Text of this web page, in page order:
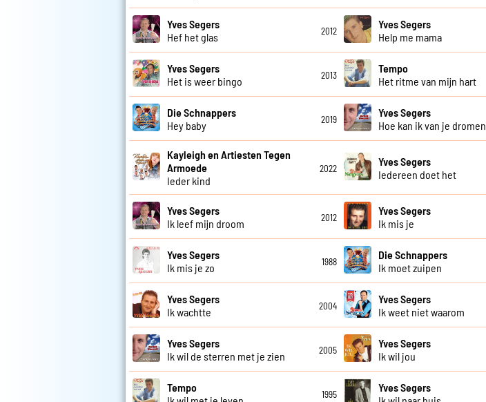
Yves Segers
Hef het glas
2012
Yves Segers
Help me mama
Yves Segers
Het is weer bingo
2013
Tempo
Het ritme van mijn hart
Die Schnappers
Hey baby
2019
Yves Segers
Hoe kan ik van je dromen
Kayleigh en Artiesten Tegen
Armoede
Ieder kind
2022
Yves Segers
Iedereen doet het
Yves Segers
Ik leef mijn droom
2012
Yves Segers
Ik mis je
Yves Segers
Ik mis je zo
1988
Die Schnappers
Ik moet zuipen
Yves Segers
Ik wachtte
2004
Yves Segers
Ik weet niet waarom
Yves Segers
Ik wil de sterren met je zien
2005
Yves Segers
Ik wil jou
Tempo
1995
Yves Segers